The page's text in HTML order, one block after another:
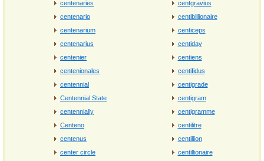
centenaries
centenario
centenarium
centenarius
centenier
centenionales
centennial
Centennial State
centennially
Centeno
centenus
center circle
centgravius
centibillionaire
centiceps
centiday
centiens
centifidus
centigrade
centigram
centigramme
centilitre
centillion
centillionaire